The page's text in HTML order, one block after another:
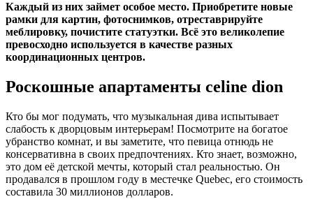
Каждый из них займет особое место. Приобретите новые
рамки для картин, фотоснимков, отреставрируйте
меблировку, почистите статуэтки. Всё это великолепие
превосходно используется в качестве разных
координационных центров.
Роскошные апартаменты celine dion
Кто бы мог подумать, что музыкальная дива испытывает
слабость к дворцовым интерьерам! Посмотрите на богатое
убранство комнат, и вы заметите, что певица отнюдь не
консервативна в своих предпочтениях. Кто знает, возможно,
это дом её детской мечты, который стал реальностью. Он
продавался в прошлом году в местечке Quebec, его стоимость
составила 30 миллионов долларов.